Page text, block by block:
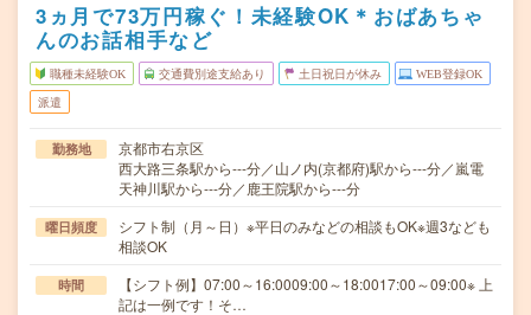
3ヵ月で73万円稼ぐ！未経験OK＊おばあちゃ
んのお話相手など
職種未経験OK 交通費別途支給あり 土日祝日が休み WEB登録OK
派遣
勤務地
京都市右京区
西大路三条駅から---分／山ノ内(京都府)駅から---分／嵐電
天神川駅から---分／鹿王院駅から---分
曜日頻度
シフト制（月～日）※平日のみなどの相談もOK※週3なども
相談OK
時間
【シフト例】07:00～16:0009:00～18:0017:00～09:00※ 上
記は一例です！そ…